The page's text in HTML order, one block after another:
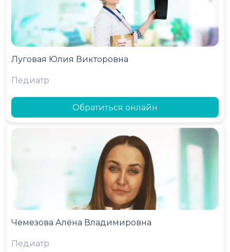
Луговая Юлия Викторовна
Педиатр
Обратиться онлайн
Чемезова Алёна Владимировна
Педиатр